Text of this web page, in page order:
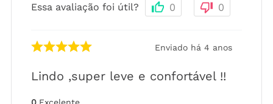
Essa avaliação foi útil? 0 0
Enviado há 4 anos
Lindo ,super leve e confortável !!
0 Excelente,